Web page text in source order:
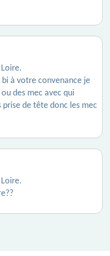
bi à votre convenance je
des mec avec qui
de tête donc les mec